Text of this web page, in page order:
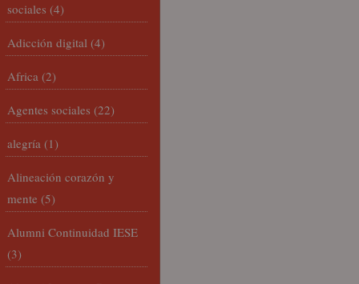
sociales (4)
Adicción digital (4)
Africa (2)
Agentes sociales (22)
alegría (1)
Alineación corazón y
mente (5)
Alumni Continuidad IESE
(3)